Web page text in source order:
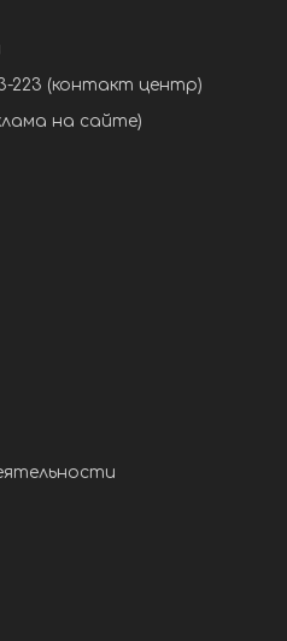
223 (контакт центр)
на сайте)